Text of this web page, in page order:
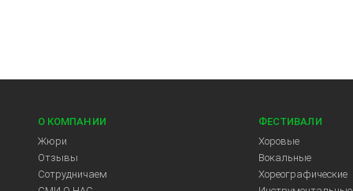
О КОМПАНИИ
Жюри
Отзывы
Сотрудничаем
ФЕСТИВАЛИ
Хоровые
Вокальные
Хореографические